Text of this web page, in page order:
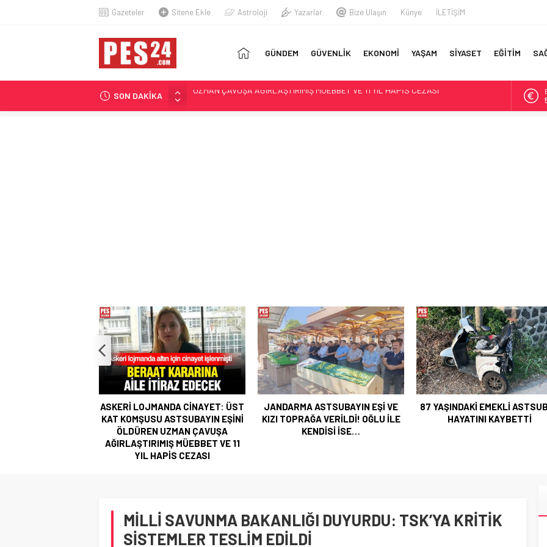
Gazeteler Sitene Ekle Astroloji Yazarlar Bize Ulaşın Künye İLETİŞİM
SAYFA
GÜNDEM GÜVENLİK EKONOMİ YAŞAM SİYASET EĞİTİM
SON DAKİKA
JANDARMA ASTSUBAYIN EŞİ VE KIZI TOPRAĞA VERİLDİ! OĞLU İLE KENDİSİ İSE…
87 YAŞINDAKİ EMEKLİ ASTSUBAY HAYATINI KAYBETTİ
JANDARMA ASTSUBAYIN EŞİ VE
KIZI TOPRAĞA VERİLDİ! OĞLU İLE
KENDİSİ İSE…
87 YAŞINDAKİ EMEKLİ ASTSUBAY
HAYATINI KAYBETTİ
YAKALANAN FİRARİ ESKİ
YÜZBAŞININ İFADESİ ORTAYA
MİLLİ SAVUNMA BAKANLIĞI DUYURDU: TSK’YA KRİTİK
SİSTEMLER TESLİM EDİLDİ